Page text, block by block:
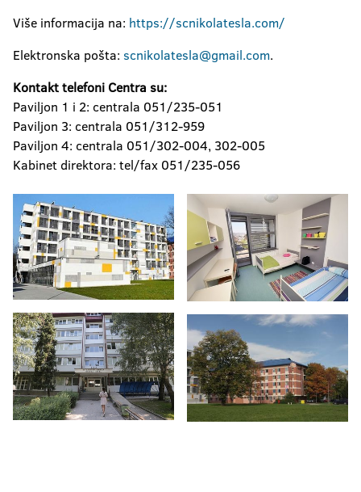
Više informacija na: https://scnikolatesla.com/
Elektronska pošta: scnikolatesla@gmail.com.
Kontakt telefoni Centra su:
Paviljon 1 i 2: centrala 051/235-051
Paviljon 3: centrala 051/312-959
Paviljon 4: centrala 051/302-004, 302-005
Kabinet direktora: tel/fax 051/235-056